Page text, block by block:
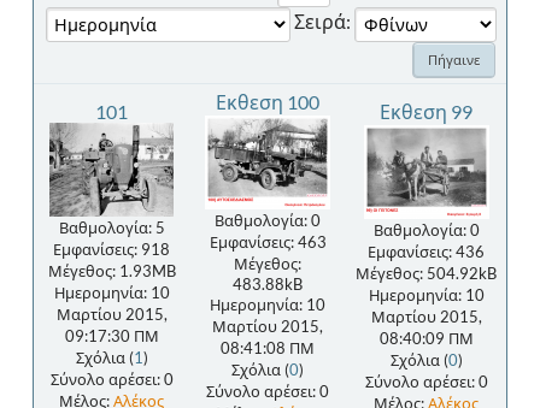
Σειρά:
101
Βαθμολογία: 5
Εμφανίσεις: 918
Μέγεθος: 1.93MB
Ημερομηνία: 10
Μαρτίου 2015,
09:17:30 ΠΜ
Σχόλια (1)
Σύνολο αρέσει: 0
Μέλος:Αλέκος
Εκθεση 100
Βαθμολογία: 0
Εμφανίσεις: 463
Μέγεθος:
483.88kB
Ημερομηνία: 10
Μαρτίου 2015,
08:41:08 ΠΜ
Σχόλια (0)
Σύνολο αρέσει: 0
Εκθεση 99
Βαθμολογία: 0
Εμφανίσεις: 436
Μέγεθος: 504.92kB
Ημερομηνία: 10
Μαρτίου 2015,
08:40:09 ΠΜ
Σχόλια (0)
Σύνολο αρέσει: 0
Μέλος:Αλέκος